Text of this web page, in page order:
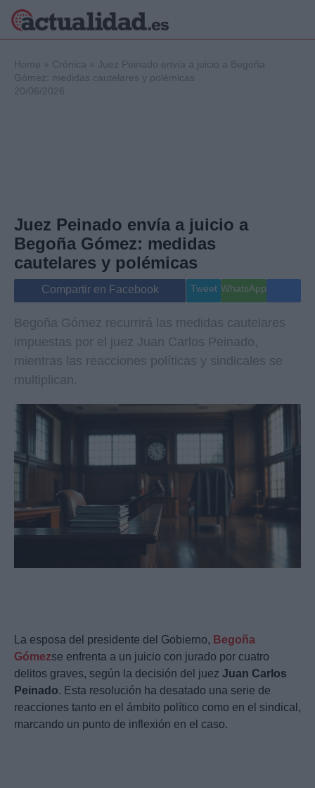
Internacional
Viajes
Gente
Musica
Home » Crónica » Juez Peinado envía a juicio a Begoña
Gómez: medidas cautelares y polémicas
20/06/2026
Juez Peinado envía a juicio a
Begoña Gómez: medidas
cautelares y polémicas
Compartir en Facebook Tweet WhatsApp
Begoña Gómez recurrirá las medidas cautelares
impuestas por el juez Juan Carlos Peinado,
mientras las reacciones políticas y sindicales se
multiplican.
La esposa del presidente del Gobierno, Begoña
Gómezse enfrenta a un juicio con jurado por cuatro
delitos graves, según la decisión del juez Juan Carlos
Peinado. Esta resolución ha desatado una serie de
reacciones tanto en el ámbito político como en el sindical,
marcando un punto de inflexión en el caso.